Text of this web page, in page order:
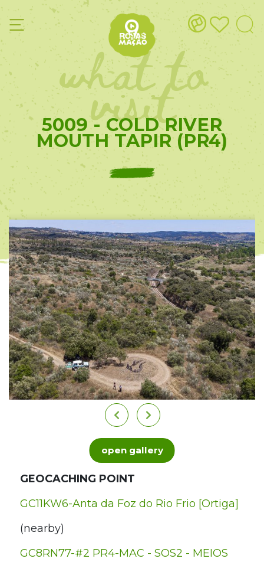
what to
visit
5009 - COLD RIVER
MOUTH TAPIR (PR4)
open gallery
GEOCACHING POINT
GC11KW6-Anta da Foz do Rio Frio [Ortiga]
(nearby)
GC8RN77-#2 PR4-MAC - SOS2 - MEIOS